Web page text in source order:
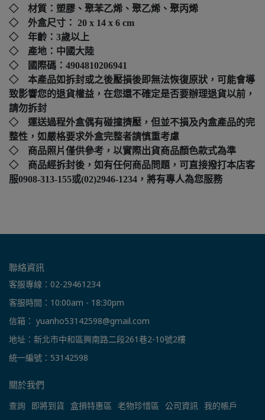
◇ 材質：塑膠、聚苯乙烯、聚乙烯、聚丙烯
◇ 外盒尺寸： 20 x 14 x 6 cm
◇ 年齡：3歲以上
◇ 產地：中國大陸
◇ 國際碼： 4904810206941
◇ 本產品如拆封或之後壓損後即無法恢復原狀，可能會導
致影響您的退貨權益，在您還不確定是否要辦理退貨以前，
請勿拆封
◇ 運送過程外盒偶有碰撞擠壓，但並不損及內盒產品的完
整性，如嚴格要求外盒完整者請慎重考慮
◇ 商品照片僅供參考，以實際出貨商品顏色款式為準
◇ 商品經拆封後，如有任何商品問題，可直接撥打本店客
服0908-313-155或(02)2946-1234，將有專人為您服務
聯絡資訊
客服專線：02-29461234
客服時間：10:00am - 18:30pm
信箱： yuanho53142598@gmail.com
地址：新北市中和區興南路二段261巷2-10號2樓
統一編號：53142598
關於我們
查詢 即將到貨 盒損特惠區 老物珍惜區 公司資訊 我的帳戶